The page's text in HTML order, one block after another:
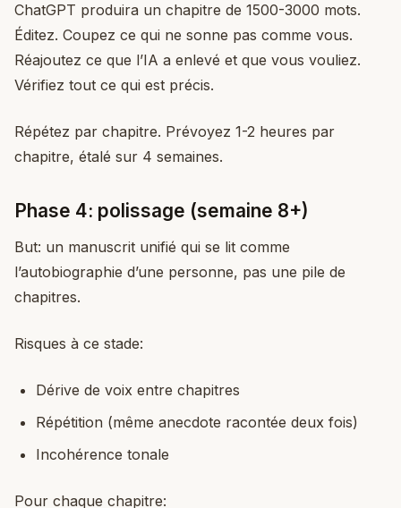
ChatGPT produira un chapitre de 1500-3000 mots.
Éditez. Coupez ce qui ne sonne pas comme vous.
Réajoutez ce que l’IA a enlevé et que vous vouliez.
Vérifiez tout ce qui est précis.
Répétez par chapitre. Prévoyez 1-2 heures par
chapitre, étalé sur 4 semaines.
Phase 4: polissage (semaine 8+)
But: un manuscrit unifié qui se lit comme
l’autobiographie d’une personne, pas une pile de
chapitres.
Risques à ce stade:
Dérive de voix entre chapitres
Répétition (même anecdote racontée deux fois)
Incohérence tonale
Pour chaque chapitre: